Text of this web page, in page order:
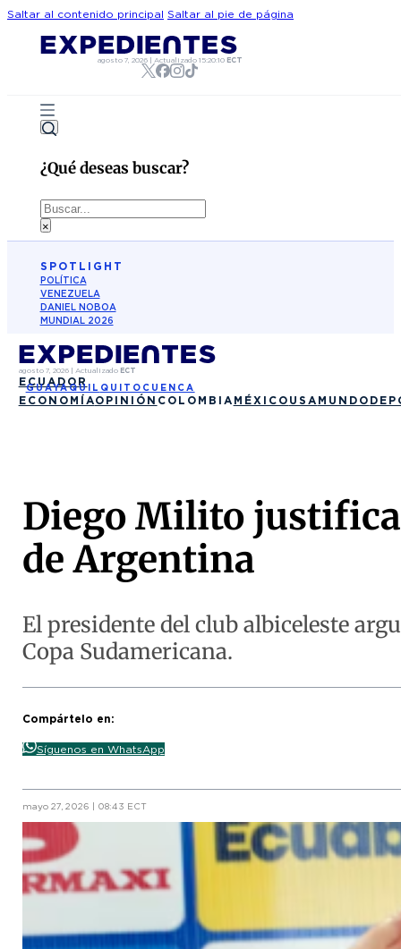
Saltar al contenido principal Saltar al pie de página
agosto 7, 2026 |Actualizado15:20:10 ECT
¿Qué deseas buscar?
Buscar
×
SPOTLIGHT
POLÍTICA
VENEZUELA
DANIEL NOBOA
MUNDIAL 2026
agosto 7, 2026| Actualizado ECT
ECUADOR
GUAYAQUIL QUITO CUENCA
ECONOMÍAOPINIÓN COLOMBIA MÉXICO USA MUNDO
Diego Milito justifica
de Argentina
El presidente del club albiceleste
Copa Sudamericana.
Compártelo en:
Síguenos en WhatsApp
mayo 27, 2026 | 08:43 ECT